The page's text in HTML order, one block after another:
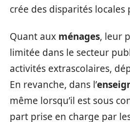
crée des disparités
Quant aux ménages, leur
limitée dans le secteur
activités extrascolaires,
En revanche, dans l’
même lorsqu’il est sous
part prise en charge par